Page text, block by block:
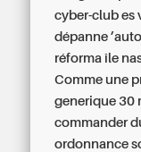
cyber-club es
dépanne
réforma île
Comme une
generique 30
commander
ordonnance